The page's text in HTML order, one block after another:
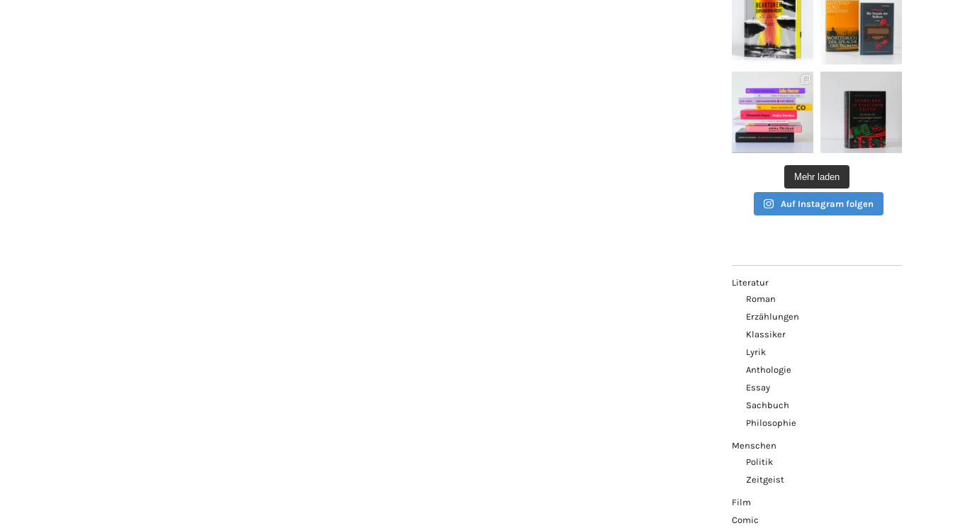
Mehr laden
Auf Instagram folgen
Literatur
Roman
Erzählungen
Klassiker
Lyrik
Anthologie
Essay
Sachbuch
Philosophie
Menschen
Politik
Zeitgeist
Film
Comic